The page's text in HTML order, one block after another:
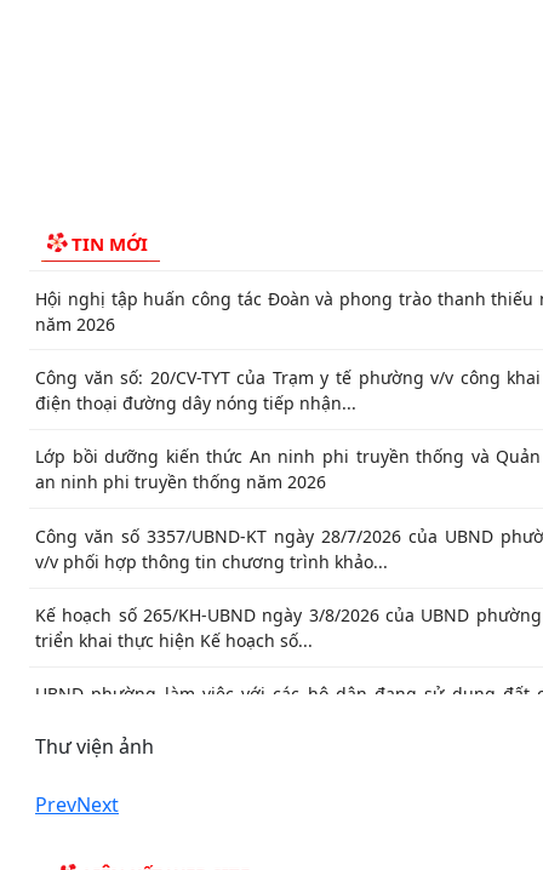
TIN MỚI
thường lệ giữa năm 2026 HĐND thành phố...
Hội nghị tập huấn công tác Đoàn và phong trào thanh thiếu
năm 2026
Công văn số: 20/CV-TYT của Trạm y tế phường v/v công
điện thoại đường dây nóng tiếp nhận...
Lớp bồi dưỡng kiến thức An ninh phi truyền thống và
an ninh phi truyền thống năm 2026
Công văn số 3357/UBND-KT ngày 28/7/2026 của UBND
v/v phối hợp thông tin chương trình khảo...
Kế hoạch số 265/KH-UBND ngày 3/8/2026 của UBND
triển khai thực hiện Kế hoạch số...
UBND phường làm việc với các hộ dân đang sử dụng đất
PHỐ VỀ TIẾN ĐỘ ĐO ĐẠC, LẬP BẢN ĐỒ ĐỊA CHÍNH, LẬP...
Thư viện ảnh
PrevNext